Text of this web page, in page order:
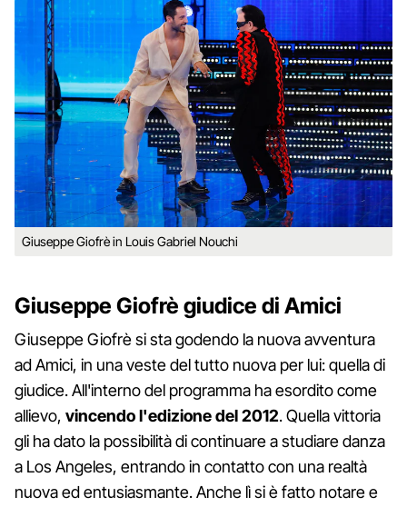
Giuseppe Giofrè in Louis Gabriel Nouchi
Giuseppe Giofrè giudice di Amici
Giuseppe Giofrè si sta godendo la nuova avventura
ad Amici, in una veste del tutto nuova per lui: quella di
giudice. All'interno del programma ha esordito come
allievo, vincendo l'edizione del 2012. Quella vittoria
gli ha dato la possibilità di continuare a studiare danza
a Los Angeles, entrando in contatto con una realtà
nuova ed entusiasmante. Anche lì si è fatto notare e